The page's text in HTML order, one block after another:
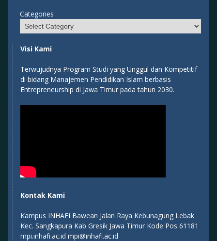
Categories
Visi Kami
Terwujudnya Program Studi yang Unggul dan Kompetitif
di bidang Manajemen Pendidikan Islam berbasis
Entrepreneurship di Jawa Timur pada tahun 2030.
Kontak Kami
Kampus INHAFI Bawean Jalan Raya Kebunagung Lebak
Kec. Sangkapura Kab Gresik Jawa Timur Kode Pos 61181
mpi.inhafi.ac.id mpi@inhafi.ac.id